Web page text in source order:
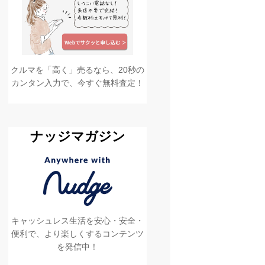
クルマを「高く」売るなら、20秒の
カンタン入力で、今すぐ無料査定！
ナッジマガジン
キャッシュレス生活を安心・安全・
便利で、より楽しくするコンテンツ
を発信中！